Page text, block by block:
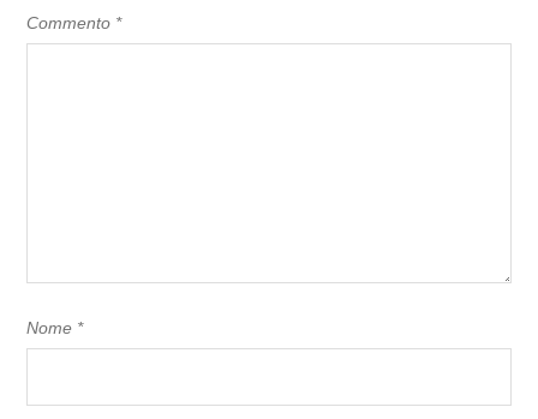
Commento *
Nome *